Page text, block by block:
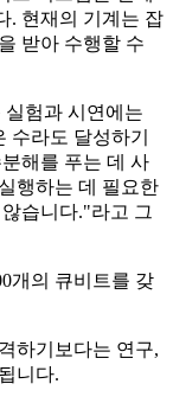
. 현재의 기계는 잡
받아 수행할 수
험과 시연에는
수라도 달성하기
해를 푸는 데 사
행하는 데 필요한
습니다."라고 그
개의 큐비트를 갖
하기보다는 연구,
니다.